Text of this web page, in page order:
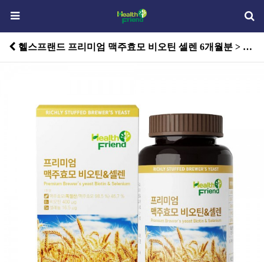
헬스프랜드 프리미엄 맥주효모 비오틴 셀렌 6개월분 > 건강식품기타